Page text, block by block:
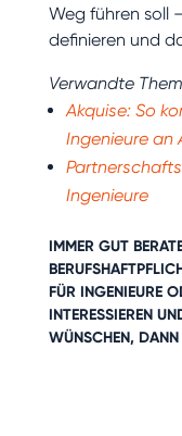
Weg führen soll
definieren und
Verwandte
Akquise: So
Ingenieure an
Ingenieure
IMMER GUT
FÜR INGENIEURE
INTERESSIEREN
WÜNSCHEN, DANN